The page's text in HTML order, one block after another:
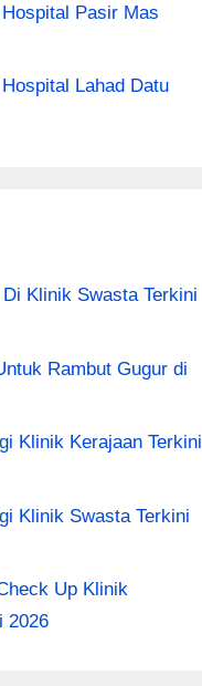
Pasir Mas
Lahad Datu
Klinik Swasta Terkini
Rambut Gugur di
Klinik Kerajaan Terkini
Klinik Swasta Terkini
Up Klinik
2026